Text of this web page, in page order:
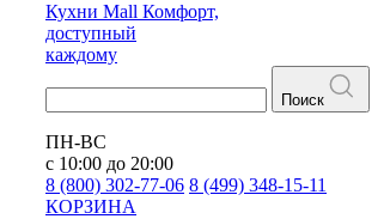
Кухни Mall Комфорт,
доступный
каждому
Поиск
ПН-ВС
с 10:00 до 20:00
8 (800) 302-77-06 8 (499) 348-15-11
КОРЗИНА